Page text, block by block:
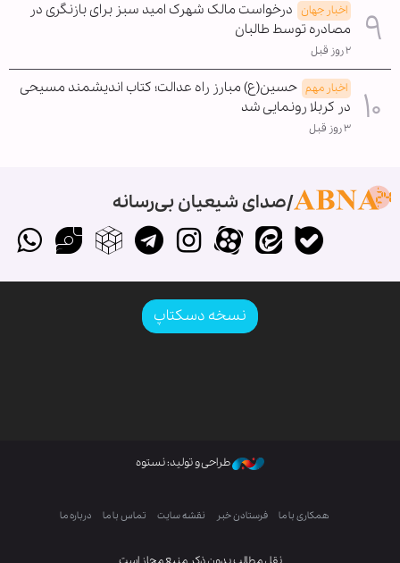
اخبار جهان درخواست مالک شهرک امید سبز برای بازنگری در
مصادره توسط طالبان
۲ روز قبل
اخبار مهم حسین(ع) مبارز راه عدالت؛ کتاب اندیشمند مسیحی
در کربلا رونمایی شد
۳ روز قبل
صدای شیعیان بی‌رسانه
نسخه دسکتاپ
طراحی و تولید: نستوه
همکاری با ما فرستادن خبر نقشه سایت تماس با ما درباره ما